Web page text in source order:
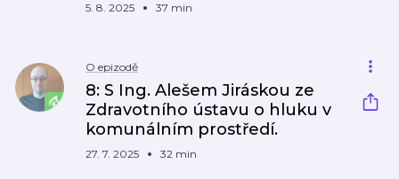
5. 8. 2025 37 min
O epizodě
8: S Ing. Alešem Jiráskou ze
Zdravotního ústavu o hluku v
komunálním prostředí.
27. 7. 2025 32 min